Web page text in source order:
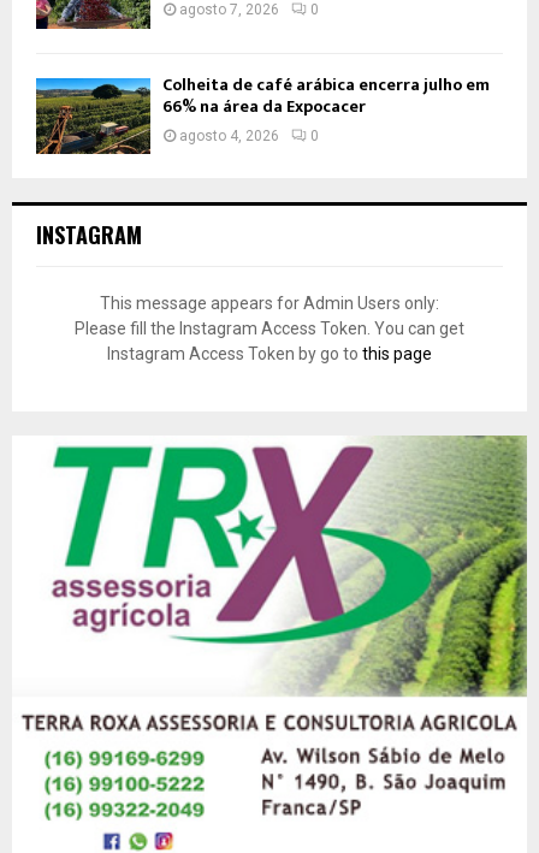
agosto 7, 2026 0
Colheita de café arábica encerra julho em
66% na área da Expocacer
agosto 4, 2026 0
INSTAGRAM
This message appears for Admin Users only:
Please fill the Instagram Access Token. You can get
Instagram Access Token by go to this page